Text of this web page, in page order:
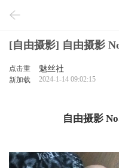
[自由摄影] 自由摄影
点击重
新加载
魅丝社
2024-1-14 09:02:15
自由摄影